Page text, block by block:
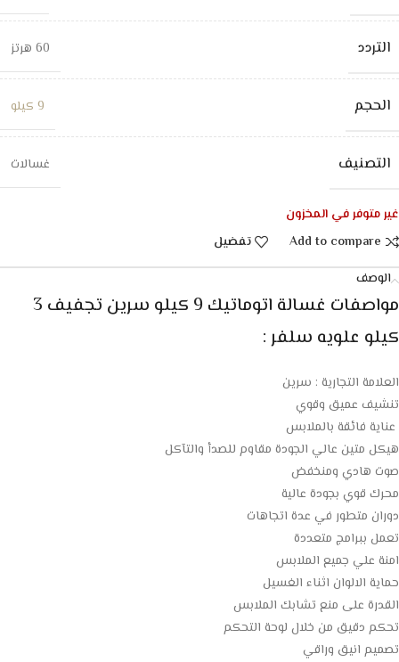
التردد 60 هرتز
الحجم 9 كيلو
التصنيف غسالات
غير متوفر في المخزون
Add to compare
تفضيل
الوصف
مواصفات غسالة اتوماتيك 9 كيلو سرين تجفيف 3
كيلو علويه سلفر :
العلامة التجارية : سرين
تنشيف عميق وقوي
عناية فائقة بالملابس
هيكل متين عالي الجودة مقاوم للصدأ والتآكل
صوت هادي ومنخفض
محرك قوي بجودة عالية
دوران متطور في عدة اتجاهات
تعمل ببرامج متعددة
امنة علي جميع الملابس
حماية الالوان اثناء الغسيل
القدرة على منع تشابك الملابس
تحكم دقيق من خلال لوحة التحكم
تصميم انيق وراقي